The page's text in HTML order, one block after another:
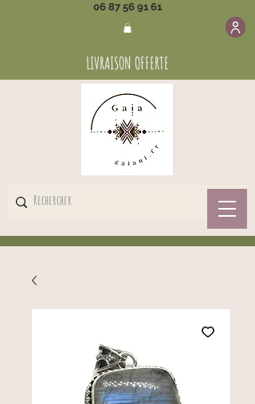
06 87 56 91 61
LIVRAISON OFFERTE